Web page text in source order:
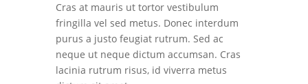
Cras at mauris ut tortor vestibulum
fringilla vel sed metus. Donec interdum
purus a justo feugiat rutrum. Sed ac
neque ut neque dictum accumsan. Cras
lacinia rutrum risus, id viverra metus